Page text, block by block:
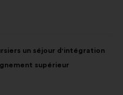
un séjour d'intégration
supérieur